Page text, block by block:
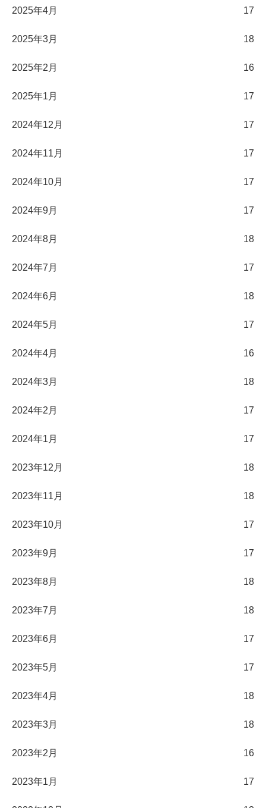
2025年4月 17
2025年3月 18
2025年2月 16
2025年1月 17
2024年12月 17
2024年11月 17
2024年10月 17
2024年9月 17
2024年8月 18
2024年7月 17
2024年6月 18
2024年5月 17
2024年4月 16
2024年3月 18
2024年2月 17
2024年1月 17
2023年12月 18
2023年11月 18
2023年10月 17
2023年9月 17
2023年8月 18
2023年7月 18
2023年6月 17
2023年5月 17
2023年4月 18
2023年3月 18
2023年2月 16
2023年1月 17